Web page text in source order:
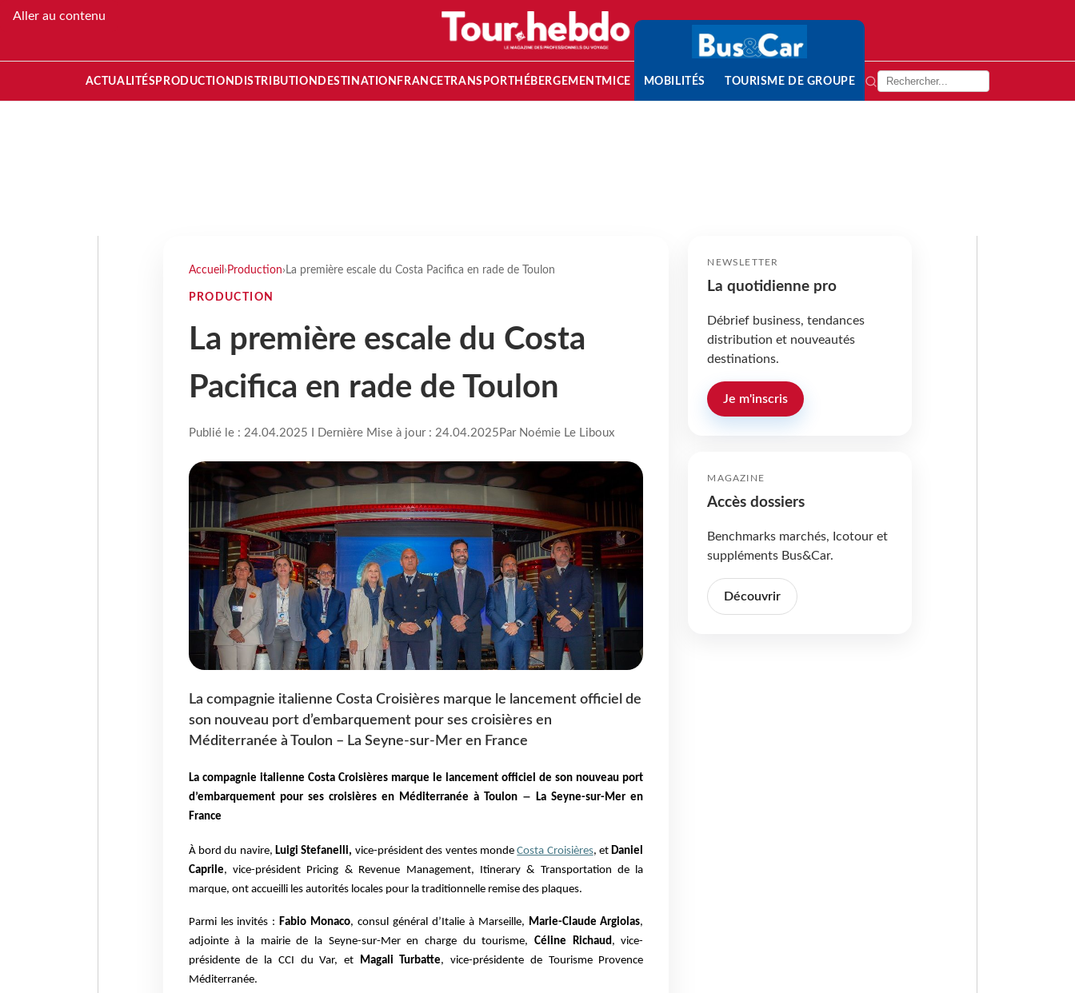
Aller au contenu
ACTUALITÉS PRODUCTION DISTRIBUTION DESTINATION FRANCETRANSPORT HÉBERGEMENTMICE MOBILITÉS TOURISME DE GROUPE
Accueil › Production› La première escale du Costa Pacifica en rade de Toulon
PRODUCTION
La première escale du Costa
Pacifica en rade de Toulon
Publié le : 24.04.2025 I Dernière Mise à jour : 24.04.2025 Par Noémie Le Liboux
La compagnie italienne Costa Croisières marque le lancement officiel de
son nouveau port d’embarquement pour ses croisières en
Méditerranée à Toulon – La Seyne-sur-Mer en France
La compagnie italienne Costa Croisières marque le lancement officiel de son nouveau port
d’embarquement pour ses croisières en Méditerranée à Toulon –La Seyne-sur-Mer en
France
À bord du navire,Luigi Stefanelli, vice-président des ventes mondeCosta Croisières, etDaniel
Caprile, vice-président Pricing & Revenue Management, Itinerary & Transportation de la
marque, ont accueilli les autorités locales pour la traditionnelle remise des plaques.
Parmi les invités : Fabio Monaco, consul général d’Italie à Marseille, Marie-Claude Argiolas,
adjointe à la mairie de la Seyne-sur-Mer en charge du tourisme,Céline Richaud , vice-
présidente de la CCI du Var, et
Magali Turbatte, vice-présidente de Tourisme Provence
Méditerranée.
NEWSLETTER
La quotidienne pro
Débrief business, tendances
distribution et nouveautés
destinations.
Je m'inscris
MAGAZINE
Accès dossiers
Benchmarks marchés, Icotour et
suppléments Bus&Car.
Découvrir